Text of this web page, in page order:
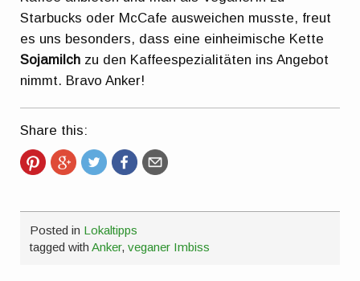
Starbucks oder McCafe ausweichen musste, freut
es uns besonders, dass eine einheimische Kette
Sojamilch zu den Kaffeespezialitäten ins Angebot
nimmt. Bravo Anker!
Share this:
Posted in Lokaltipps
tagged withAnker,veganer Imbiss